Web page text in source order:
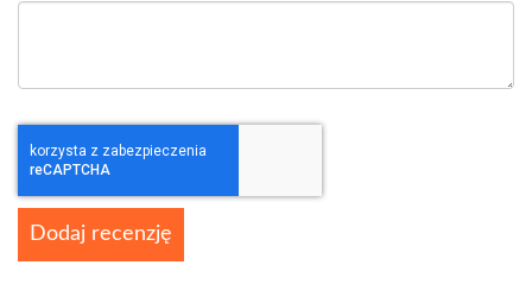
Dodaj recenzję